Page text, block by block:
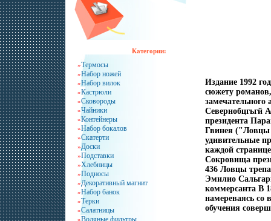
Категории:
»Термосы
»Набор ножей
»Набор вилок
»Кастрюли
»Сковороды
»Чайники
»Контейнеры
»Набор бокалов
»Скатерти
»Доски
»Подставки
»Хлебницы
»Подносы
»Декоративный магнит
»Набор банок
»Терки
»Салатницы
»Водяные фильтры
Издание 1992
сюжету
замечательного
президента
Гвинея ("Ловцы
удивительные
каждой
Сокровища
436 Ловцы
Эмилио
коммерсанта В
намереваясь со
обучения